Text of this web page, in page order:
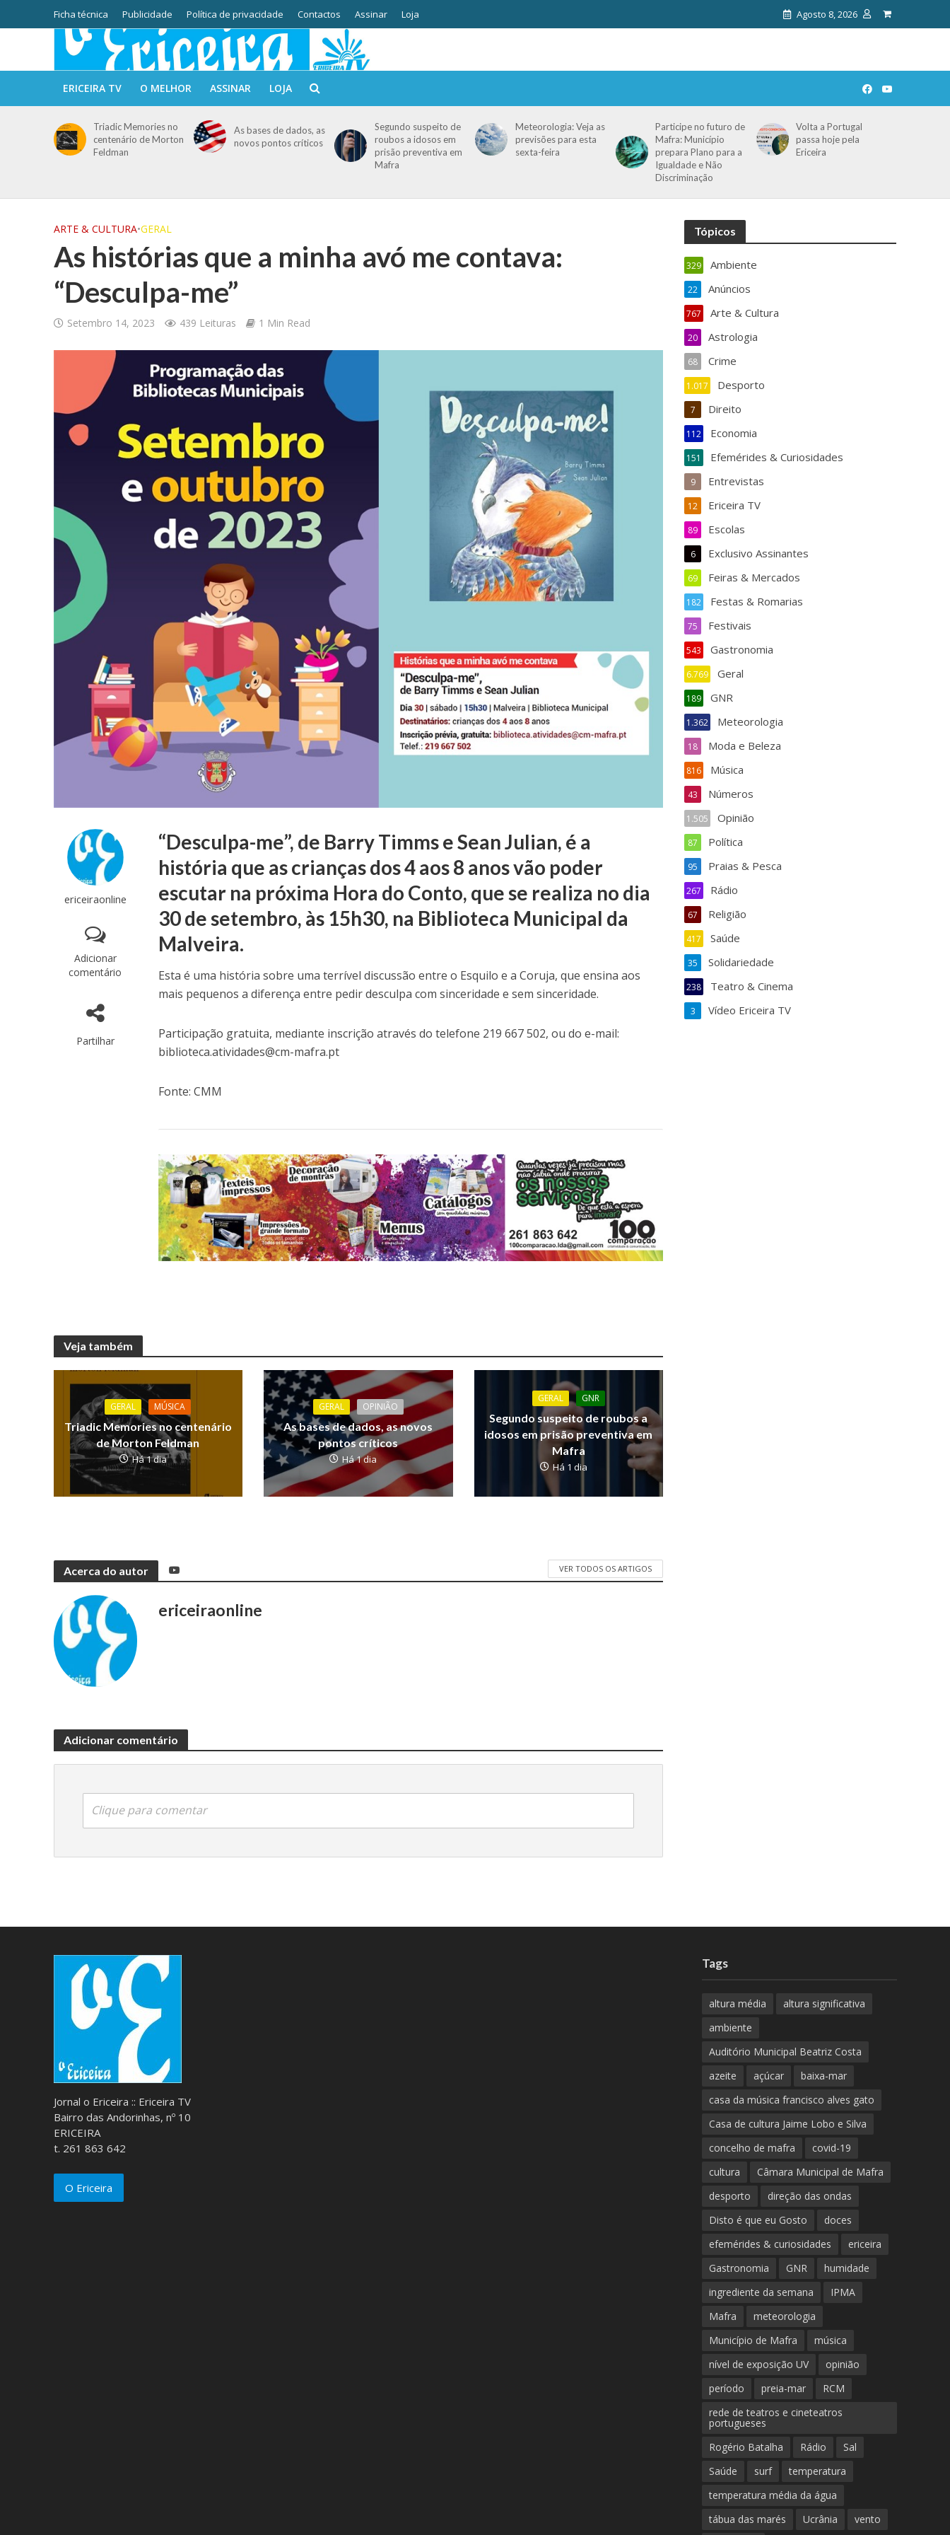
Ficha técnica Publicidade Política de privacidade Contactos Assinar Loja Agosto 8, 2026
ERICEIRA TV O MELHOR ASSINAR LOJA
Triadic Memories no
centenário de Morton
Feldman
As bases de dados, as
novos pontos críticos
Segundo suspeito de
roubos a idosos em
prisão preventiva em
Mafra
Meteorologia: Veja as
previsões para esta
sexta-feira
Participe no futuro de
Mafra: Município
prepara Plano para a
Igualdade e Não
Discriminação
Volta a Portugal
passa hoje pela
Ericeira
ARTE & CULTURA•GERAL
As histórias que a minha avó me contava:
“Desculpa-me”
Setembro 14, 2023 439 Leituras 1 Min Read
ericeiraonline
Adicionar
comentário
Partilhar
“Desculpa-me”, de Barry Timms e Sean Julian, é a
história que as crianças dos 4 aos 8 anos vão poder
escutar na próxima Hora do Conto, que se realiza no dia
30 de setembro, às 15h30, na Biblioteca Municipal da
Malveira.
Esta é uma história sobre uma terrível discussão entre o Esquilo e a Coruja, que ensina aos
mais pequenos a diferença entre pedir desculpa com sinceridade e sem sinceridade.
Participação gratuita, mediante inscrição através do telefone 219 667 502, ou do e-mail:
biblioteca.atividades@cm-mafra.pt
Fonte: CMM
Veja também
GERAL MÚSICA
Triadic Memories no centenário
de Morton Feldman
Há 1 dia
GERAL OPINIÃO
As bases de dados, as novos
pontos críticos
Há 1 dia
GERAL GNR
Segundo suspeito de roubos a
idosos em prisão preventiva em
Mafra
Há 1 dia
Acerca do autor VER TODOS OS ARTIGOS
ericeiraonline
Adicionar comentário
Clique para comentar
Tópicos
Ambiente
329
Anúncios
22
Arte & Cultura
767
Astrologia
20
Crime
68
Desporto
1.017
Direito
7
Economia
112
Efemérides & Curiosidades
151
Entrevistas
9
Ericeira TV
12
Escolas
89
Exclusivo Assinantes
6
Feiras & Mercados
69
Festas & Romarias
182
Festivais
75
Gastronomia
543
Geral
6.769
GNR
189
Meteorologia
1.362
Moda e Beleza
18
Música
816
Números
43
Opinião
1.505
Política
87
Praias & Pesca
95
Rádio
267
Religião
67
Saúde
417
Solidariedade
35
Teatro & Cinema
238
Vídeo Ericeira TV
3
Jornal o Ericeira :: Ericeira TV
Bairro das Andorinhas, nº 10
ERICEIRA
t. 261 863 642
O Ericeira
Tags
altura média
altura significativa
ambiente
Auditório Municipal Beatriz Costa
azeite
açúcar
baixa-mar
casa da música francisco alves gato
Casa de cultura Jaime Lobo e Silva
concelho de mafra
covid-19
cultura
Câmara Municipal de Mafra
desporto
direção das ondas
Disto é que eu Gosto
doces
efemérides & curiosidades
ericeira
Gastronomia
GNR
humidade
ingrediente da semana
IPMA
Mafra
meteorologia
Município de Mafra
música
nível de exposição UV
opinião
período
preia-mar
RCM
rede de teatros e cineteatros
portugueses
Rogério Batalha
Rádio
Sal
Saúde
surf
temperatura
temperatura média da água
tábua das marés
Ucrânia vento